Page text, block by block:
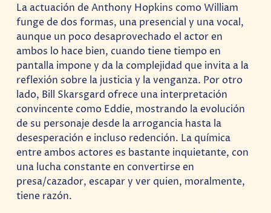
La actuación de Anthony Hopkins como William
funge de dos formas, una presencial y una vocal,
aunque un poco desaprovechado el actor en
ambos lo hace bien, cuando tiene tiempo en
pantalla impone y da la complejidad que invita a la
reflexión sobre la justicia y la venganza. Por otro
lado, Bill Skarsgard ofrece una interpretación
convincente como Eddie, mostrando la evolución
de su personaje desde la arrogancia hasta la
desesperación e incluso redención. La química
entre ambos actores es bastante inquietante, con
una lucha constante en convertirse en
presa/cazador, escapar y ver quien, moralmente,
tiene razón.